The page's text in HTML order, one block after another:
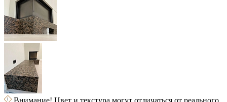
Внимание! Цвет и текстура могут отличаться от реального